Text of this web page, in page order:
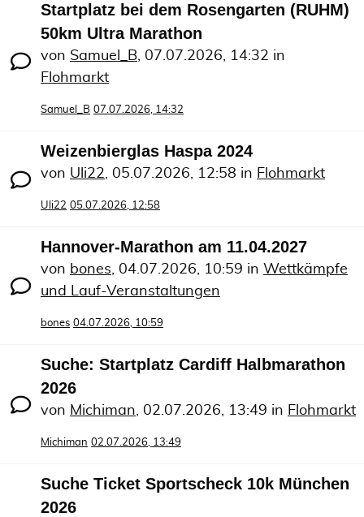
Startplatz bei dem Rosengarten (RUHM)
50km Ultra Marathon
von Samuel_B, 07.07.2026, 14:32 in
Flohmarkt
Samuel_B 07.07.2026, 14:32
Weizenbierglas Haspa 2024
von Uli22, 05.07.2026, 12:58 in Flohmarkt
Uli22 05.07.2026, 12:58
Hannover-Marathon am 11.04.2027
von bones, 04.07.2026, 10:59 in Wettkämpfe
und Lauf-Veranstaltungen
bones 04.07.2026, 10:59
Suche: Startplatz Cardiff Halbmarathon
2026
von Michiman, 02.07.2026, 13:49 in Flohmarkt
Michiman 02.07.2026, 13:49
Suche Ticket Sportscheck 10k München
2026